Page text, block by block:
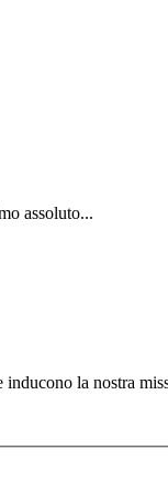
assoluto...
la nostra